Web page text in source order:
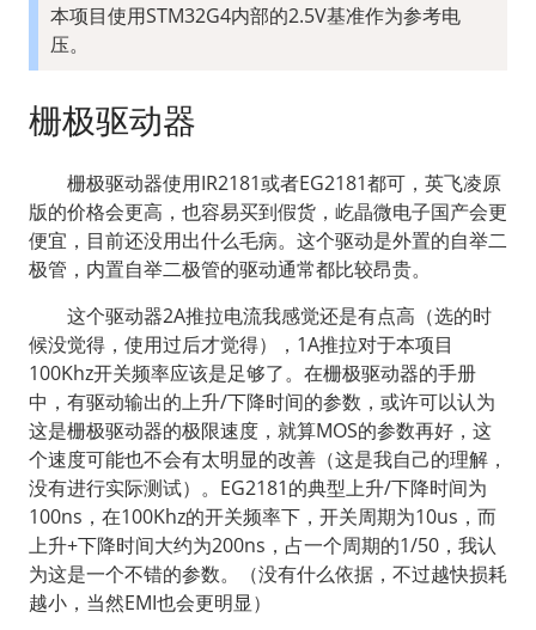
本项目使用STM32G4内部的2.5V基准作为参考电
压。
栅极驱动器
栅极驱动器使用IR2181或者EG2181都可，英飞凌原
版的价格会更高，也容易买到假货，屹晶微电子国产会更
便宜，目前还没用出什么毛病。这个驱动是外置的自举二
极管，内置自举二极管的驱动通常都比较昂贵。
这个驱动器2A推拉电流我感觉还是有点高（选的时
候没觉得，使用过后才觉得），1A推拉对于本项目
100Khz开关频率应该是足够了。在栅极驱动器的手册
中，有驱动输出的上升/下降时间的参数，或许可以认为
这是栅极驱动器的极限速度，就算MOS的参数再好，这
个速度可能也不会有太明显的改善（这是我自己的理解，
没有进行实际测试）。EG2181的典型上升/下降时间为
100ns，在100Khz的开关频率下，开关周期为10us，而
上升+下降时间大约为200ns，占一个周期的1/50，我认
为这是一个不错的参数。（没有什么依据，不过越快损耗
越小，当然EMI也会更明显）